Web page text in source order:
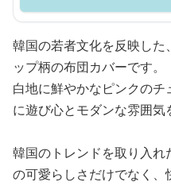
韓国の若者文化を反映した
ップ柄の布団カバーです。
白地に鮮やかなピンクの
に遊び心とモダンな雰囲気
韓国のトレンドを取り入れ
の可愛らしさだけでなく